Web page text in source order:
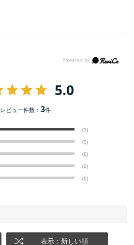
5.0
レビュー件数：3件
(3)
(0)
(0)
(0)
(0)
表示：新しい順